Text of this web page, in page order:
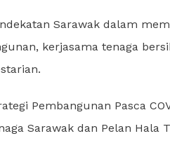
Sarawak dalam
kerjasama tenaga
Pembangunan Pasca
Sarawak dan Pelan Hala